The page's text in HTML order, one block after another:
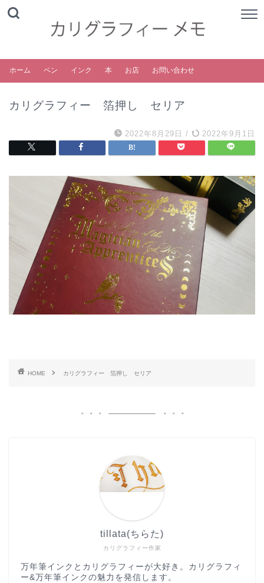
ホーム ペン インク 本 お店 お問い合わせ
カリグラフィー 箔押し セリア
2022年8月29日 / 2022年9月1日
HOME カリグラフィー 箔押し セリア
カリグラフィー作家
tillata(ちらた)
万年筆インクとカリグラフィーが大好き。カリグラフィ
ー&万年筆インクの魅力を発信します。